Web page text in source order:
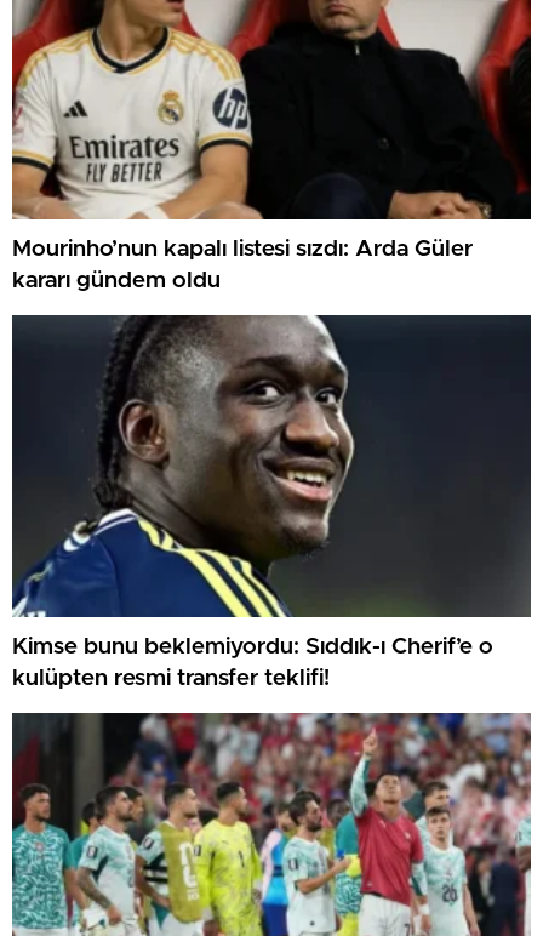
Mourinho’nun kapalı listesi sızdı: Arda Güler
kararı gündem oldu
Kimse bunu beklemiyordu: Sıddık-ı Cherif’e o
kulüpten resmi transfer teklifi!